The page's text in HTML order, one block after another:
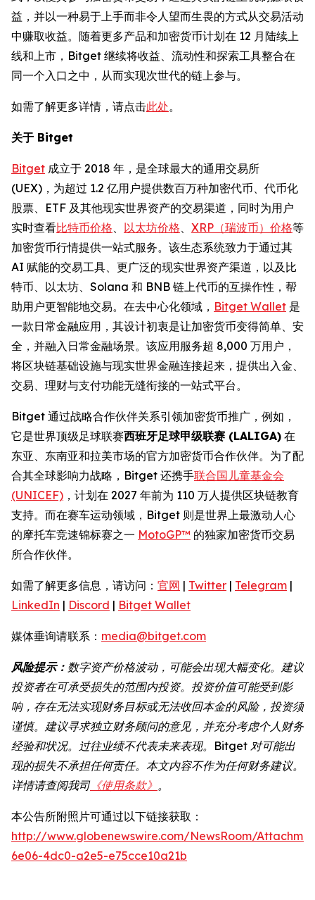
益，并以一种易于上手而非令人望而生畏的方式从交易活动
中赚取收益。随着更多产品和加密货币计划在 12 月陆续上
线和上市，Bitget 继续将收益、流动性和探索工具整合在
同一个入口之中，从而实现次世代的链上参与。
如需了解更多详情，请点击此处。
关于 Bitget
Bitget 成立于 2018 年，是全球最大的通用交易所
(UEX)，为超过 1.2 亿用户提供数百万种加密代币、代币化
股票、ETF 及其他现实世界资产的交易渠道，同时为用户
实时查看比特币价格、 以太坊价格、 XRP（瑞波币）价格等
加密货币行情提供一站式服务。该生态系统致力于通过其
AI 赋能的交易工具、更广泛的现实世界资产渠道，以及比
特币、以太坊、Solana 和 BNB 链上代币的互操作性，帮
助用户更智能地交易。在去中心化领域， Bitget Wallet 是
一款日常金融应用，其设计初衷是让加密货币变得简单、安
全，并融入日常金融场景。该应用服务超 8,000 万用户，
将区块链基础设施与现实世界金融连接起来，提供出入金、
交易、理财与支付功能无缝衔接的一站式平台。
Bitget 通过战略合作伙伴关系引领加密货币推广，例如，
它是世界顶级足球联赛西班牙足球甲级联赛 (LALIGA) 在
东亚、东南亚和拉美市场的官方加密货币合作伙伴。为了配
合其全球影响力战略，Bitget 还携手联合国儿童基金会
(UNICEF) ，计划在 2027 年前为 110 万人提供区块链教育
支持。而在赛车运动领域，Bitget 则是世界上最激动人心
的摩托车竞速锦标赛之一 MotoGP™ 的独家加密货币交易
所合作伙伴。
如需了解更多信息，请访问： 官网 | Twitter | Telegram |
LinkedIn | Discord | Bitget Wallet
媒体垂询请联系： media@bitget.com
风险提示： 数字资产价格波动，可能会出现大幅变化。建议
投资者在可承受损失的范围内投资。投资价值可能受到影
响，存在无法实现财务目标或无法收回本金的风险，投资须
谨慎。建议寻求独立财务顾问的意见，并充分考虑个人财务
经验和状况。过往业绩不代表未来表现。Bitget 对可能出
现的损失不承担任何责任。本文内容不作为任何财务建议。
详情请查阅我司《使用条款》 。
本公告所附照片可通过以下链接获取：
http://www.globenewswire.com/NewsRoom/
6e06-4dc0-a2e5-e75cce10a21b